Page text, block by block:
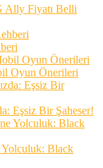
Ally Fiyatı Belli
Oyun Önerileri
Eşsiz Bir Şaheser!
Yolculuk: Black